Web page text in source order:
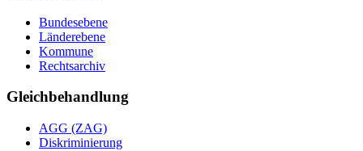
Bundesebene
Länderebene
Kommune
Rechtsarchiv
Gleichbehandlung
AGG (ZAG)
Diskriminierung